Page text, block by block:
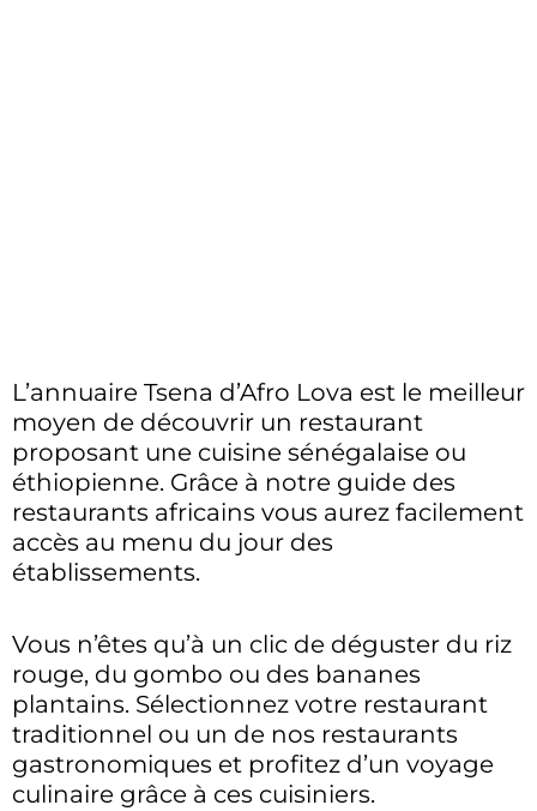
L’annuaire Tsena d’Afro Lova est le meilleur
moyen de découvrir un restaurant
proposant une cuisine sénégalaise ou
éthiopienne. Grâce à notre guide des
restaurants africains vous aurez facilement
accès au menu du jour des
établissements.
Vous n’êtes qu’à un clic de déguster du riz
rouge, du gombo ou des bananes
plantains. Sélectionnez votre restaurant
traditionnel ou un de nos restaurants
gastronomiques et profitez d’un voyage
culinaire grâce à ces cuisiniers.